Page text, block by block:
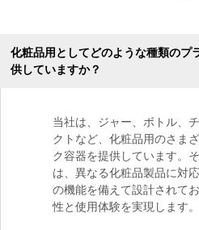
化粧品用としてどのような種類のプ
供していますか？
当社は、ジャー、ボトル、
クトなど、化粧品用のさま
ク容器を提供しています。
は、異なる化粧品製品に対
の機能を備えて設計されて
性と使用体験を実現します。